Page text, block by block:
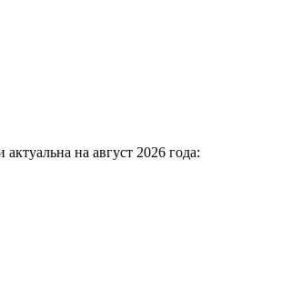
на август 2026 года: